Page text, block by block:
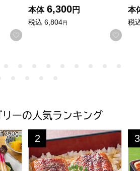
お気に入りに登録する
本体 6,300円
税込 6,804円
お気
本
税
リーの人気ランキング
焼 3尾計390g【限定100点】【サマ
三河一色産 うなぎ蒲焼
2
位 3
位